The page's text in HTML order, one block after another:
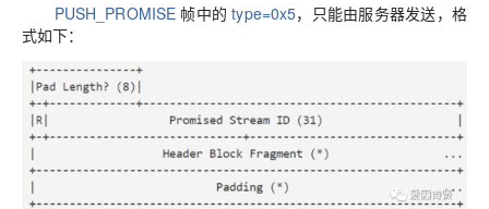
PUSH_PROMISE 帧中的type=0x5，只能由服务器发送，格
式如下：